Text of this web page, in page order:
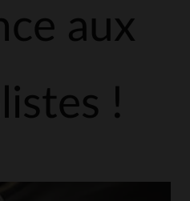
aux
!